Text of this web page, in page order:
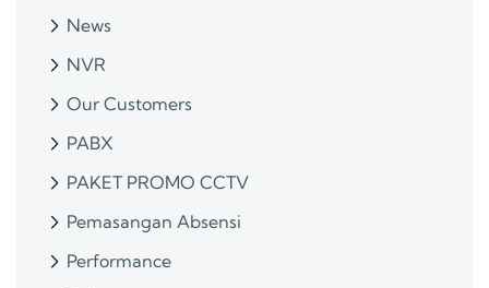
News
NVR
Our Customers
PABX
PAKET PROMO CCTV
Pemasangan Absensi
Performance